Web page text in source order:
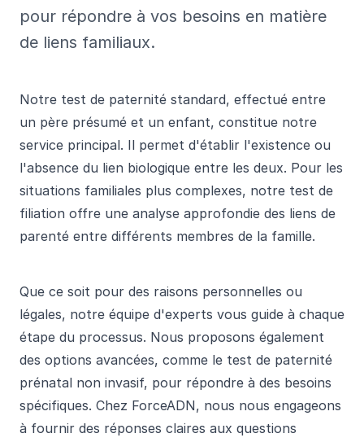
pour répondre à vos besoins en matière
de liens familiaux.
Notre test de paternité standard, effectué entre
un père présumé et un enfant, constitue notre
service principal. Il permet d'établir l'existence ou
l'absence du lien biologique entre les deux. Pour les
situations familiales plus complexes, notre test de
filiation offre une analyse approfondie des liens de
parenté entre différents membres de la famille.
Que ce soit pour des raisons personnelles ou
légales, notre équipe d'experts vous guide à chaque
étape du processus. Nous proposons également
des options avancées, comme le test de paternité
prénatal non invasif, pour répondre à des besoins
spécifiques. Chez ForceADN, nous nous engageons
à fournir des réponses claires aux questions